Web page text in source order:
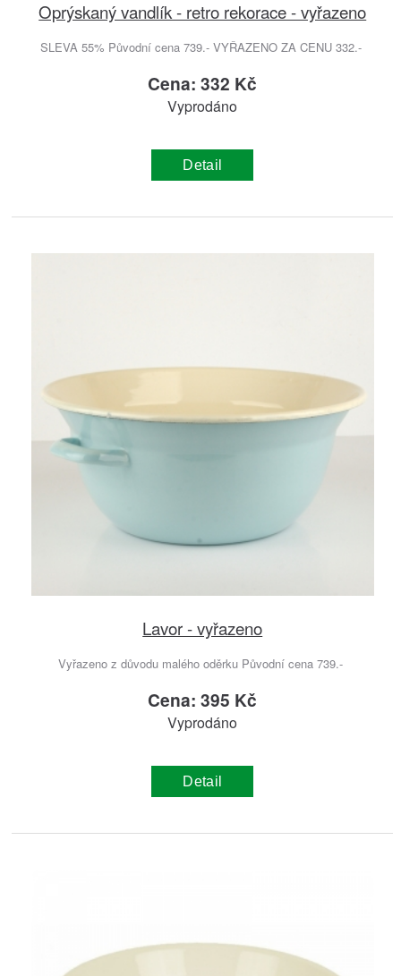
Oprýskaný vandlík - retro rekorace - vyřazeno
SLEVA 55% Původní cena 739.- VYŘAZENO ZA CENU 332.-
Cena: 332 Kč
Vyprodáno
Detail
Lavor - vyřazeno
Vyřazeno z důvodu malého oděrku Původní cena 739.-
Cena: 395 Kč
Vyprodáno
Detail